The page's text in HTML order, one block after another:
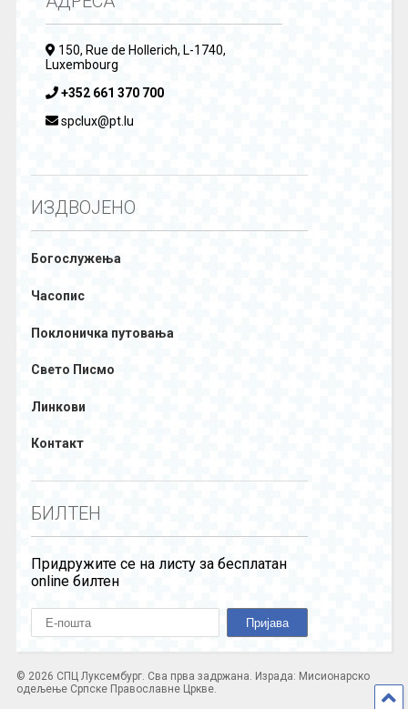
150, Rue de Hollerich, L-1740,
Luxembourg
+352 661 370 700
spclux@pt.lu
ИЗДВОЈЕНО
Богослужења
Часопис
Поклоничка путовања
Свето Писмо
Линкови
Контакт
БИЛТЕН
Придружите се на листу за бесплатан
online билтен
© 2026 СПЦ Луксембург. Сва прва задржана. Израда: Мисионарско
одељење Српске Православне Цркве.